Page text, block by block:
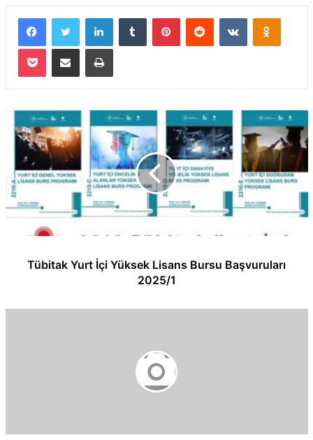
FacebookTwitter LinkedInTumblr PinterestReddit VKontakte
Pocket E-Posta ile paylaş Yazdır
Tübitak Yurt İçi Yüksek Lisans Bursu Başvuruları
2025/1